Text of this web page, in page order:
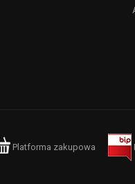
Platforma zakupowa